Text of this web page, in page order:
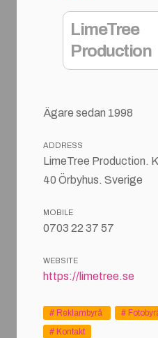
LimeTree
Production
Ägare sedan 1998
ADDRESS
LimeTree Production.
40 Örbyhus. Sverige
MOBILE
0703 22 37 57
WEBSITE
https://limetree.se
Reklambyrå
Kontakt